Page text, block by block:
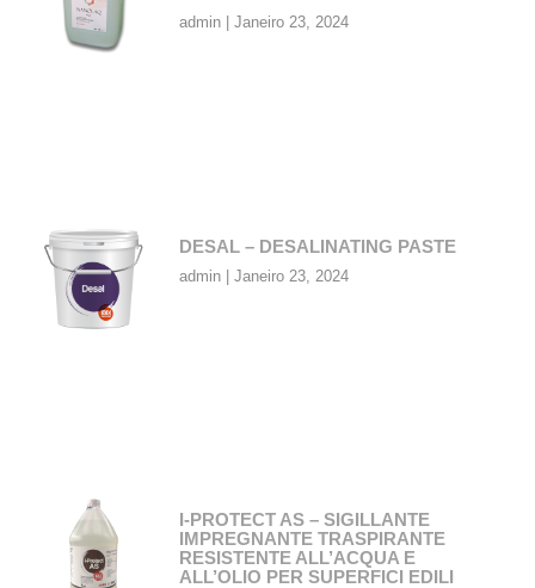
admin Janeiro 23, 2024
DESAL – DESALINATING PASTE
admin Janeiro 23, 2024
I-PROTECT AS – SIGILLANTE
IMPREGNANTE TRASPIRANTE
RESISTENTE ALL’ACQUA E
ALL’OLIO PER SUPERFICI EDILI